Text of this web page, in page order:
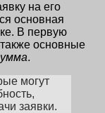
на его
основная
В первую
основные
.
могут
заявки.